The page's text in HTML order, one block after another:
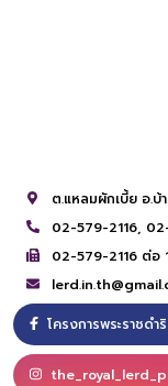
ต.แหลมผักเบี้ย อ.บ้
02-579-2116,
02-579-2116 ต่อ
โครงการพระราชด